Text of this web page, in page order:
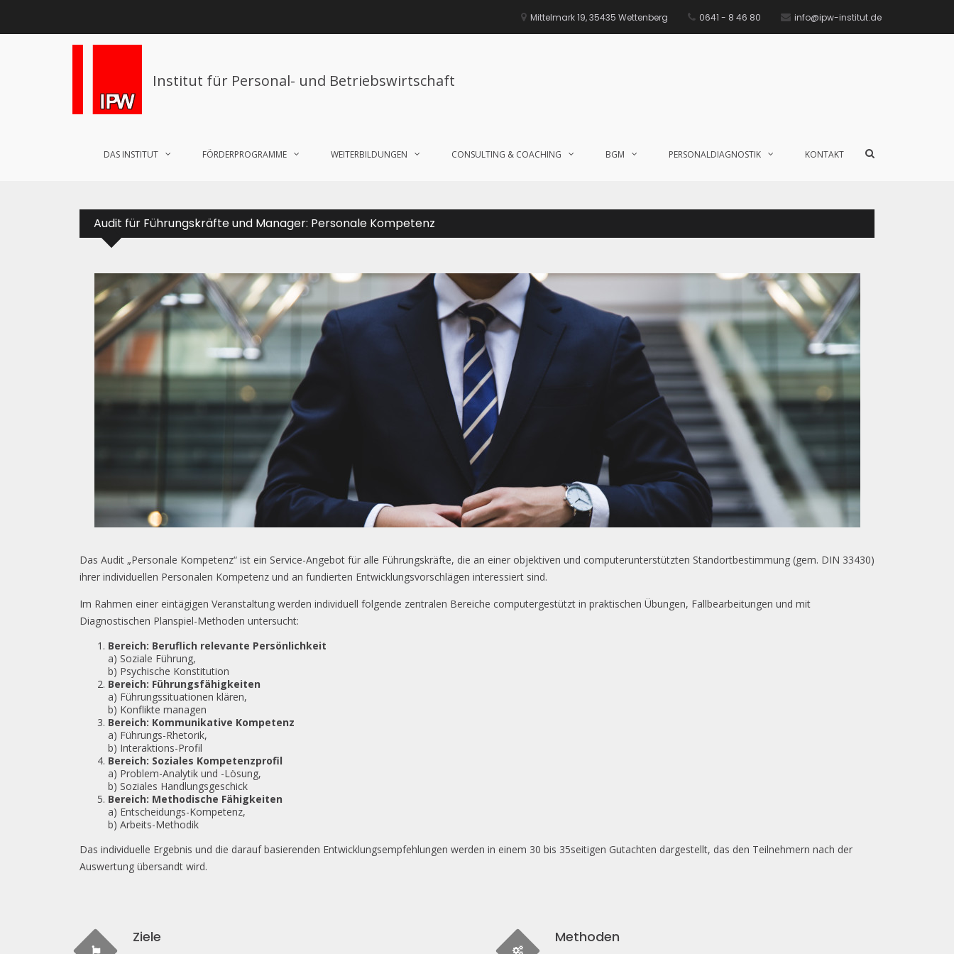
Mittelmark 19, 35435 Wettenberg 0641 - 8 46 80 info@ipw-institut.de
Institut für Personal- und Betriebswirtschaft
DAS INSTITUT FÖRDERPROGRAMME WEITERBILDUNGEN CONSULTING & COACHING BGM PERSONALDIAGNOSTIK KONTAKT
Audit für Führungskräfte und Manager: Personale Kompetenz
Das Audit „Personale Kompetenz“ ist ein Service-Angebot für alle Führungskräfte, die an einer objektiven und computerunterstützten Standortbestimmung (gem. DIN 33430)
ihrer individuellen Personalen Kompetenz und an fundierten Entwicklungsvorschlägen interessiert sind.
Im Rahmen einer eintägigen Veranstaltung werden individuell folgende zentralen Bereiche computergestützt in praktischen Übungen, Fallbearbeitungen und mit
Diagnostischen Planspiel-Methoden untersucht:
Bereich: Beruflich relevante Persönlichkeit
a) Soziale Führung,
b) Psychische Konstitution
Bereich: Führungsfähigkeiten
a) Führungssituationen klären,
b) Konflikte managen
Bereich: Kommunikative Kompetenz
a) Führungs-Rhetorik,
b) Interaktions-Profil
Bereich: Soziales Kompetenzprofil
a) Problem-Analytik und -Lösung,
b) Soziales Handlungsgeschick
Bereich: Methodische Fähigkeiten
a) Entscheidungs-Kompetenz,
b) Arbeits-Methodik
Das individuelle Ergebnis und die darauf basierenden Entwicklungsempfehlungen werden in einem 30 bis 35seitigen Gutachten dargestellt, das den Teilnehmern nach der
Auswertung übersandt wird.
Ziele Methoden